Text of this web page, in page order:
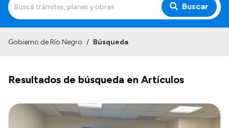
Buscar
Prensa
Autoridades y Organismos
Discursos en la Legislatura
Gobierno de Río Negro / Búsqueda
Resultados de búsqueda en Artículos